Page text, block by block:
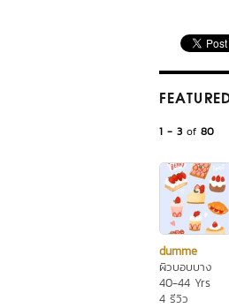
1 - 3 of 80
dumme
ผิวบอบบาง
40-44 Yrs
4 รีวิว